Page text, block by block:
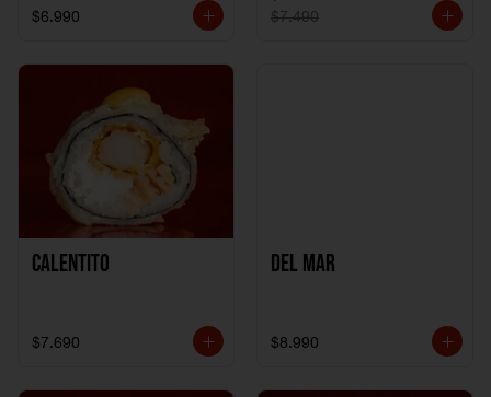
$6.990
$7.490
Calentito
$7.690
Del Mar
$8.990